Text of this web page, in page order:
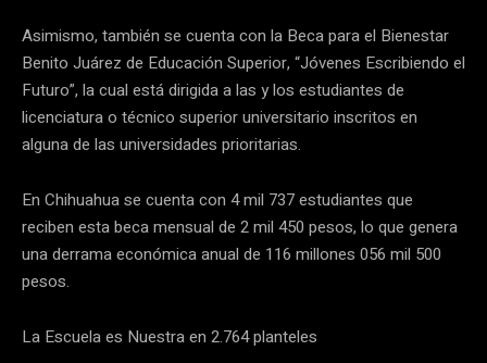
Asimismo, también se cuenta con la Beca para el Bienestar
Benito Juárez de Educación Superior, “Jóvenes Escribiendo el
Futuro”, la cual está dirigida a las y los estudiantes de
licenciatura o técnico superior universitario inscritos en
alguna de las universidades prioritarias.
En Chihuahua se cuenta con 4 mil 737 estudiantes que
reciben esta beca mensual de 2 mil 450 pesos, lo que genera
una derrama económica anual de 116 millones 056 mil 500
pesos.
La Escuela es Nuestra en 2.764 planteles